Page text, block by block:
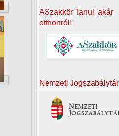
ASzakkör Tanulj akár
otthonról!
Nemzeti Jogszabálytár